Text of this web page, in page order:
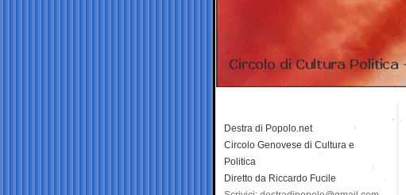
Destra di Popolo.net
Circolo Genovese di Cultura e
Politica
Diretto da Riccardo Fucile